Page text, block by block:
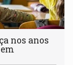
nos anos